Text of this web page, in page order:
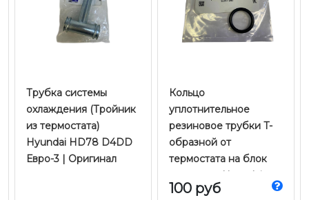
Трубка системы
охлаждения (Тройник
из термостата)
Hyundai HD78 D4DD
Евро-3 | Оригинал
Кольцо
уплотнительное
резиновое трубки T-
образной от
термостата на блок
двигателя Hyundai
HD78 D4DD Евро-3 |
100 руб